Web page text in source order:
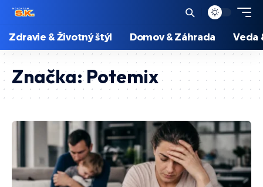
Zdravie & Životný štýl Domov & Záhrada Veda
Značka:Potemix